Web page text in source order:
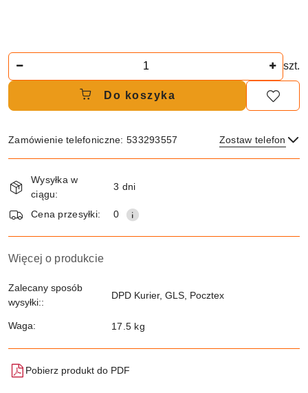
Ilość
szt.
Do koszyka
Zamówienie telefoniczne: 533293557 Zostaw telefon
Dostępność
i
dostawa
Wysyłka w
ciągu:
3 dni
Cena przesyłki: 0
Więcej o produkcie
Zalecany sposób
wysyłki::
DPD Kurier, GLS, Pocztex
Waga: 17.5 kg
Pobierz produkt do PDF